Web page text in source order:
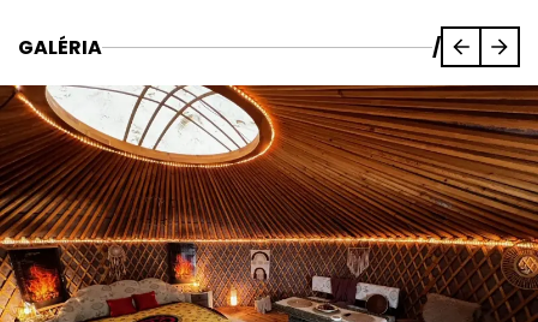
GALÉRIA /